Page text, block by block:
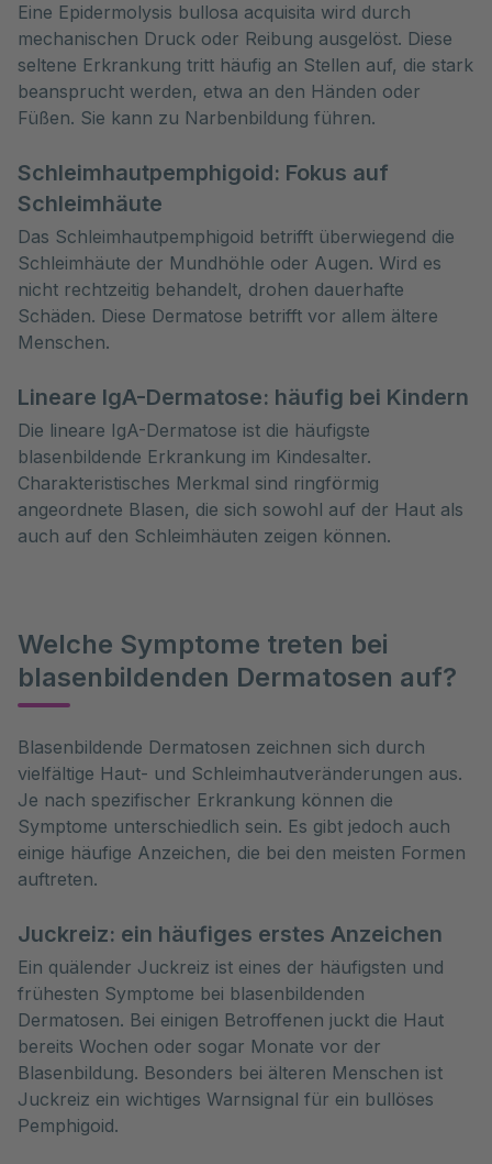
Eine Epidermolysis bullosa acquisita wird durch
mechanischen Druck oder Reibung ausgelöst. Diese
seltene Erkrankung tritt häufig an Stellen auf, die stark
beansprucht werden, etwa an den Händen oder
Füßen. Sie kann zu Narbenbildung führen.
Schleimhautpemphigoid: Fokus auf
Schleimhäute
Das Schleimhautpemphigoid betrifft überwiegend die
Schleimhäute der Mundhöhle oder Augen. Wird es
nicht rechtzeitig behandelt, drohen dauerhafte
Schäden. Diese Dermatose betrifft vor allem ältere
Menschen.
Lineare IgA-Dermatose: häufig bei Kindern
Die lineare IgA-Dermatose ist die häufigste
blasenbildende Erkrankung im Kindesalter.
Charakteristisches Merkmal sind ringförmig
angeordnete Blasen, die sich sowohl auf der Haut als
auch auf den Schleimhäuten zeigen können.
Welche Symptome treten bei
blasenbildenden Dermatosen auf?
Blasenbildende Dermatosen zeichnen sich durch
vielfältige Haut- und Schleimhautveränderungen aus.
Je nach spezifischer Erkrankung können die
Symptome unterschiedlich sein. Es gibt jedoch auch
einige häufige Anzeichen, die bei den meisten Formen
auftreten.
Juckreiz: ein häufiges erstes Anzeichen
Ein quälender Juckreiz ist eines der häufigsten und
frühesten Symptome bei blasenbildenden
Dermatosen. Bei einigen Betroffenen juckt die Haut
bereits Wochen oder sogar Monate vor der
Blasenbildung. Besonders bei älteren Menschen ist
Juckreiz ein wichtiges Warnsignal für ein bullöses
Pemphigoid.